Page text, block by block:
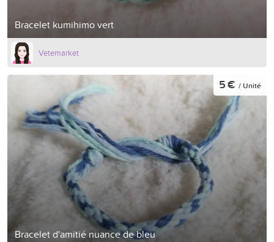
Bracelet kumihimo vert
Vetemarket
Bracelet d'amitié nuance de bleu
5 € / Unité